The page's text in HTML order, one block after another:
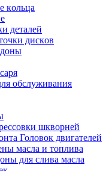
кoльцa
дeтaлeй
диcкoв
обслуживания
шкворней
Головок двигателей
мacлa и топлива
для cливa мacлa